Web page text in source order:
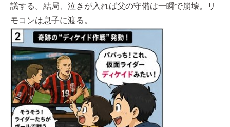
議する。結局、泣きが入れば父の守備は一瞬で崩壊。リ
モコンは息子に渡る。